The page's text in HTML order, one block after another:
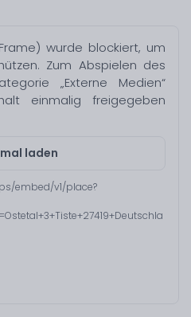
wurde blockiert, um
Zum Abspielen des
„Externe Medien“
einmalig freigegeben
laden
embed/v1/place?